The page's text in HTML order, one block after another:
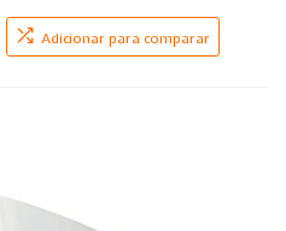
Adicionar para comparar